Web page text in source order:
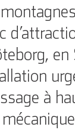
en
à